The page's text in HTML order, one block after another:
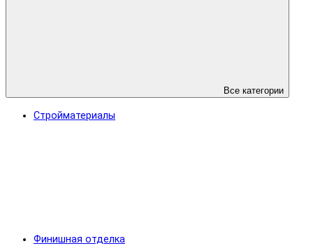
Все категории
Стройматериалы
Финишная отделка